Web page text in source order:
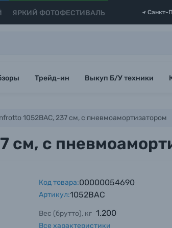
ЯРКИЙ ФОТОФЕСТИВАЛЬ Санкт-
Трейд-ин Выкуп Б/У техники
1052BAC, 237 см, с пневмоамортизатором
см, с
Код товара:00000054690
Артикул:1052BAC
Вес (брутто), кг 1.200
Все характеристики